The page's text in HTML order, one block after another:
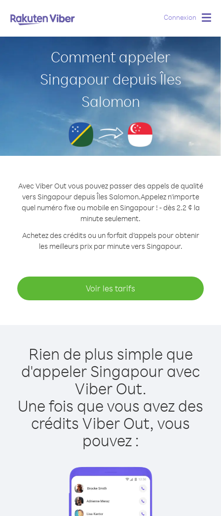
Connexion
Comment appeler
Singapour depuis Îles
Salomon
Avec Viber Out vous pouvez passer des appels de qualité
vers Singapour depuis Îles Salomon.Appelez n'importe
quel numéro fixe ou mobile en Singapour ! - dès 2.2 ¢ la
minute seulement.
Achetez des crédits ou un forfait d’appels pour obtenir
les meilleurs prix par minute vers Singapour.
Voir les tarifs
Rien de plus simple que
d'appeler Singapour avec
Viber Out.
Une fois que vous avez des
crédits Viber Out, vous
pouvez :